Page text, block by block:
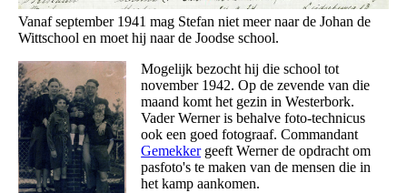
Vanaf september 1941 mag Stefan niet meer naar de Johan de
Wittschool en moet hij naar de Joodse school.
Mogelijk bezocht hij die school tot
november 1942. Op de zevende van die
maand komt het gezin in Westerbork.
Vader Werner is behalve foto-technicus
ook een goed fotograaf. Commandant
Gemekkergeeft Werner de opdracht om
pasfoto's te maken van de mensen die in
het kamp aankomen.